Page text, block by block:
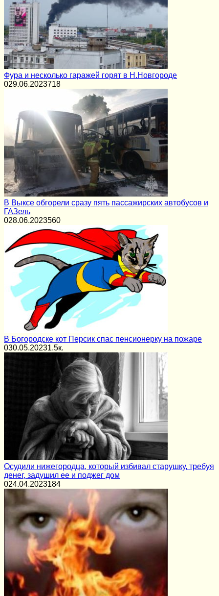
Фура и несколько гаражей горят в Н.Новгороде
029.06.2023718
В Выксе обгорели сразу пять пассажирских автобусов и
ГАЗель
028.06.2023560
В Богородске кот Персик спас пенсионерку на пожаре
030.05.20231.5к.
Осудили нижегородца, который избивал старушку, требуя
денег, задушил ее и поджег дом
024.04.2023184